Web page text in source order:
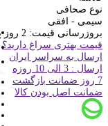
نوع صحافی
سیمی - افقی
بروزرسانی قیمت: 2 روز پیش
قیمت بهتری سراغ دارید؟
ارسال به سراسر ایران
ارسال : 3 الی 10 روزه
7 روز ضمانت بازگشت
ضمانت اصل بودن کالا